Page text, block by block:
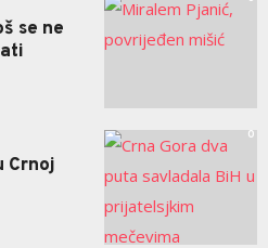
se ne
Crnoj
0